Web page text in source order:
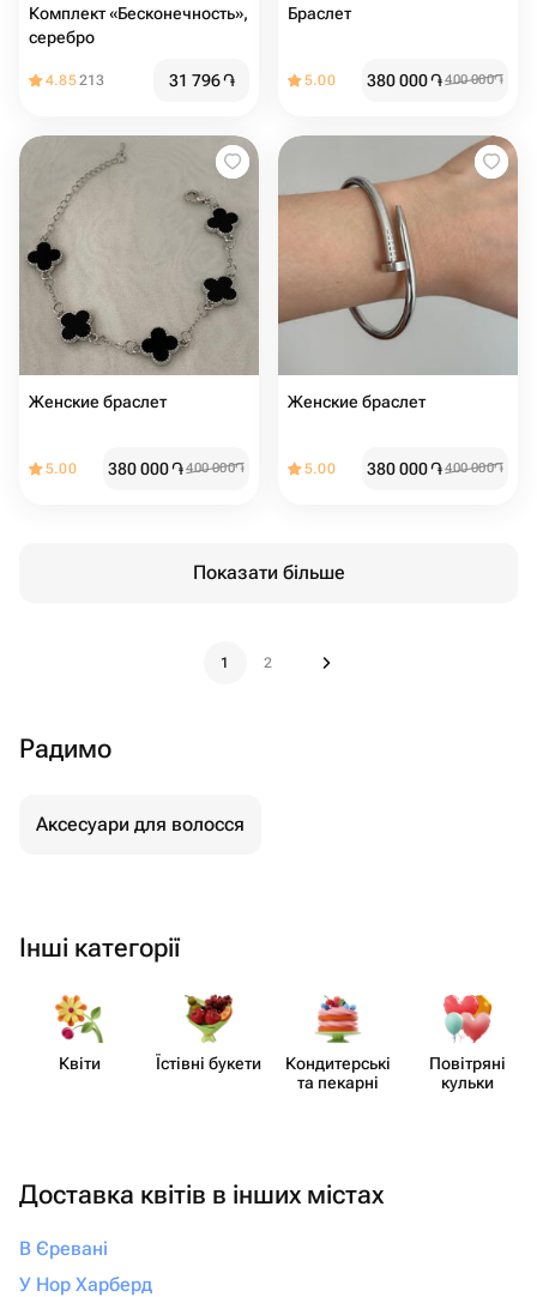
Комплект «Бесконечность»,
серебро
4.85213 31 796֏
Браслет
5.00 380 000֏400 000֏
Женские браслет
5.00 380 000֏400 000֏
Женские браслет ️
5.00 380 000֏400 000֏
Показати більше
1 2
Радимо
Аксесуари для волосся
Інші категорії
Квіти Їстівні букети
Кондит​ерські
та пекарні
Повітряні
кульки
Доставка квітів в інших містах
В Єревані
У Нор Харберд